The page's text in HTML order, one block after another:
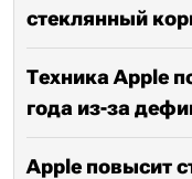
стеклянный
Техника Apple
года из-за
Apple повысит